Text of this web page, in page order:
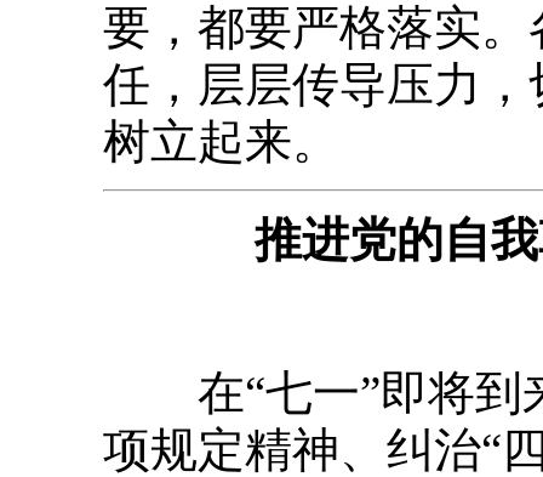
要，都要严格落实
任，层层传导压力
树立起来。
推进党的自
在“七一”即将到
项规定精神、纠治“